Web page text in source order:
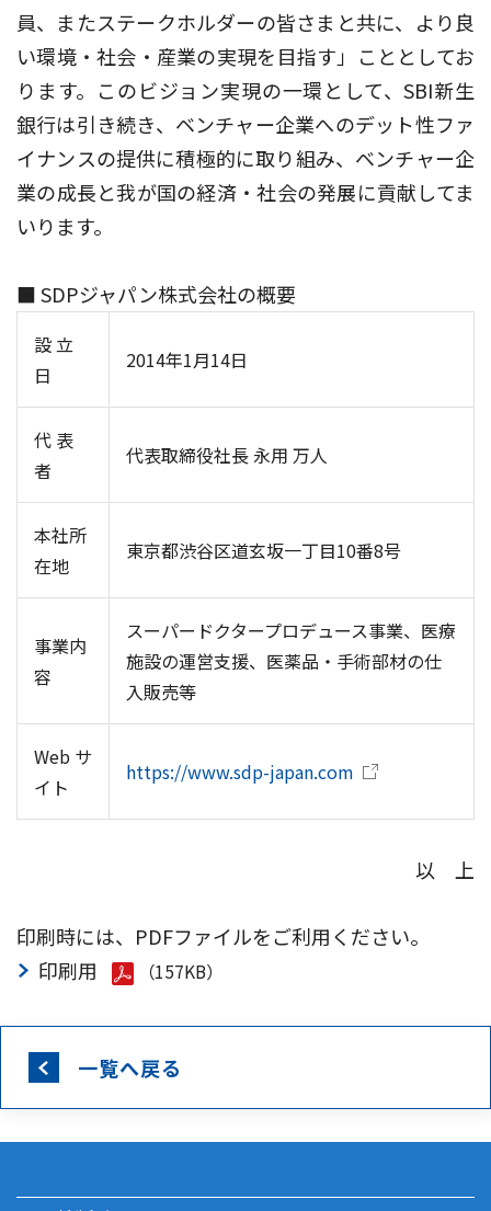
員、またステークホルダーの皆さまと共に、より良
い環境・社会・産業の実現を目指す」こととしてお
ります。このビジョン実現の一環として、SBI新生
銀行は引き続き、ベンチャー企業へのデット性ファ
イナンスの提供に積極的に取り組み、ベンチャー企
業の成長と我が国の経済・社会の発展に貢献してま
いります。
■ SDPジャパン株式会社の概要
設 立
日
2014年1月14日
代 表
者
代表取締役社長 永用 万人
本社所
在地
東京都渋谷区道玄坂一丁目10番8号
事業内
容
スーパードクタープロデュース事業、医療
施設の運営支援、医薬品・手術部材の仕
入販売等
Web サ
イト
https://www.sdp-japan.com
以 上
印刷時には、PDFファイルをご利用ください。
印刷用
（157KB）
一覧へ戻る